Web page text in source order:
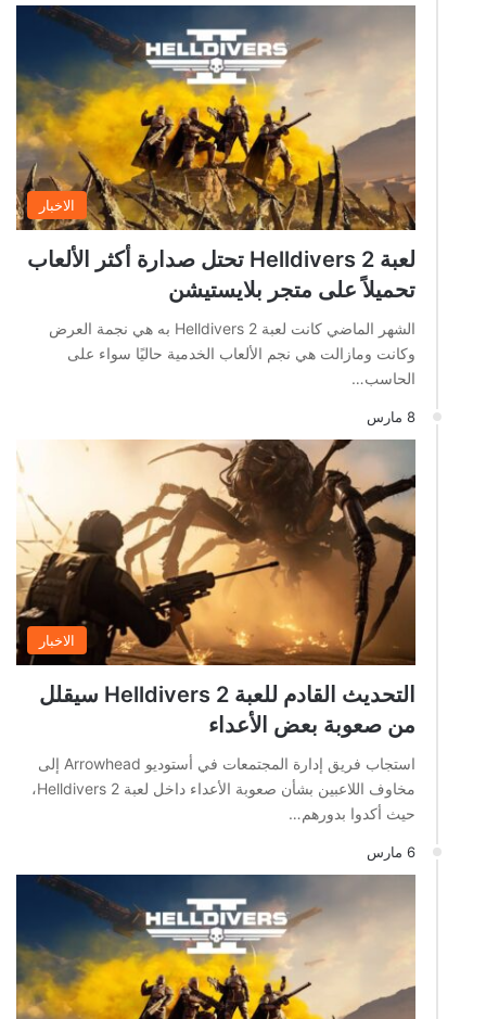
الاخبار
لعبة Helldivers 2 تحتل صدارة أكثر الألعاب
تحميلاً على متجر بلايستيشن
الشهر الماضي كانت لعبة Helldivers 2 به هي نجمة العرض
وكانت ومازالت هي نجم الألعاب الخدمية حاليًا سواء على
الحاسب…
8 مارس
الاخبار
التحديث القادم للعبة Helldivers 2 سيقلل
من صعوبة بعض الأعداء
استجاب فريق إدارة المجتمعات في أستوديو Arrowhead إلى
مخاوف اللاعبين بشأن صعوبة الأعداء داخل لعبة Helldivers 2،
حيث أكدوا بدورهم…
6 مارس